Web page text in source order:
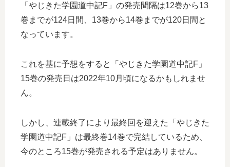
「やじきた学園道中記F」の発売間隔は12巻から13
巻までが124日間、13巻から14巻までが120日間と
なっています。
これを基に予想をすると「やじきた学園道中記F」
15巻の発売日は2022年10月頃になるかもしれませ
ん。
しかし、連載終了により最終回を迎えた「やじきた
学園道中記F」は最終巻14巻で完結しているため、
今のところ15巻が発売される予定はありません。